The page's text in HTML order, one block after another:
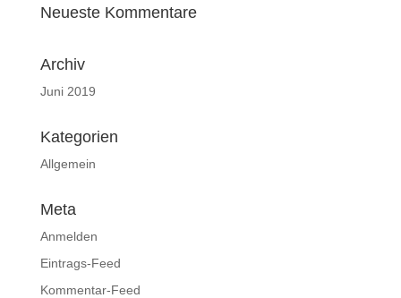
Neueste Kommentare
Archiv
Juni 2019
Kategorien
Allgemein
Meta
Anmelden
Eintrags-Feed
Kommentar-Feed